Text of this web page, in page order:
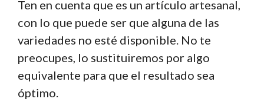
Ten en cuenta que es un artículo artesanal,
con lo que puede ser que alguna de las
variedades no esté disponible. No te
preocupes, lo sustituiremos por algo
equivalente para que el resultado sea
óptimo.